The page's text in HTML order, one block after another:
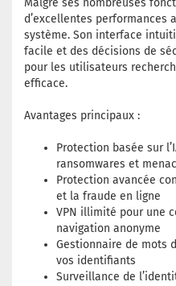
Malgré ses nombreuses
d’excellentes performances
système. Son interface
facile et des décisions de
pour les utilisateurs
efficace.
Avantages principaux :
Protection basée sur
ransomwares et
Protection avancée
et la fraude en ligne
VPN illimité pour une
navigation anonyme
Gestionnaire de mots
vos identifiants
Surveillance de